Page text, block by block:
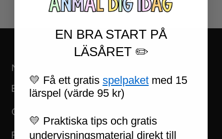
NAVIGERING
Butikk
Gratismaterial
Finn material efter kompetansemål
EN BRA START PÅ
LÄSÅRET ✏️
💛 Få ett gratis spelpaket med 15
lärspel (värde 95 kr)
💛 Praktiska tips och gratis
undervisningsmaterial direkt till